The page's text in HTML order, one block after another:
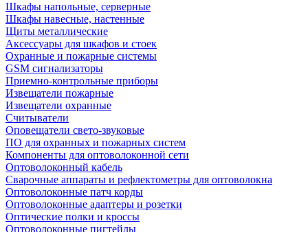
Шкафы напольные, серверные
Шкафы навесные, настенные
Щиты металлические
Аксессуары для шкафов и стоек
Охранные и пожарные системы
GSM сигнализаторы
Приемно-контрольные приборы
Извещатели пожарные
Извещатели охранные
Считыватели
Оповещатели свето-звуковые
ПО для охранных и пожарных систем
Компоненты для оптоволоконной сети
Оптоволоконный кабель
Сварочные аппараты и рефлектометры для оптоволокна
Оптоволоконные патч корды
Оптоволоконные адаптеры и розетки
Оптические полки и кроссы
Оптоволоконные пигтейлы